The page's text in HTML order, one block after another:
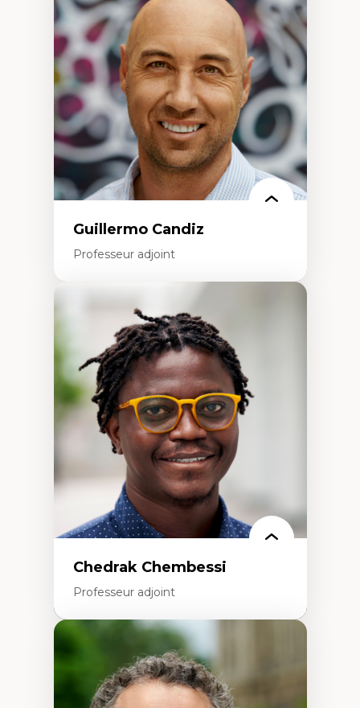
Mosquées, formes et usages au Canada
Reconnaissance et représentations des
communautés immigrantes dans l'espace
urbain
Design architectural et urbain
Patrimoine et patrimonialisation
Études postcoloniales et décolonisation des
savoirs
Guillermo Candiz
Professeur adjoint
Expertises
Trajectoires migratoires
Migrations forcées
Études des frontières; Enjeux géopolitiques
des migrations
Politiques migratoires
Réfugiés
Demandeurs d’asile
Migrations irrégulières
Migrations temporaires
Migration et changement climatique
Migration et développement
Chedrak Chembessi
Professeur adjoint
Économie circulaire
Modèles d’affaires durables
Histoire des faits économiques